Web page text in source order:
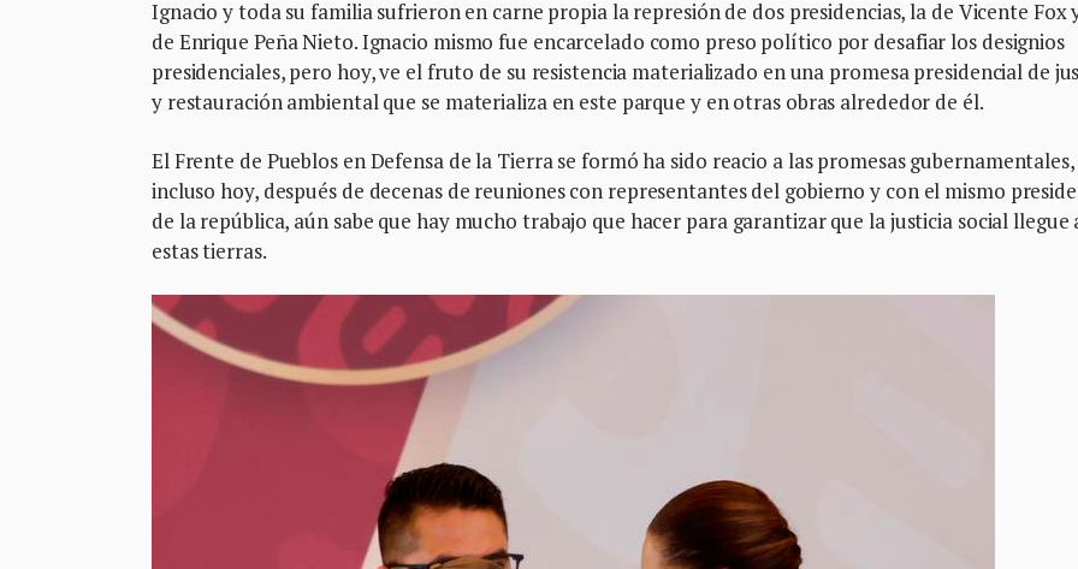
Ignacio y toda su familia sufrieron en carne propia la represión de dos presidencias, la de Vicente Fox
de Enrique Peña Nieto. Ignacio mismo fue encarcelado como preso político por desafiar los designios
presidenciales, pero hoy, ve el fruto de su resistencia materializado en una promesa presidencial de
y restauración ambiental que se materializa en este parque y en otras obras alrededor de él.
El Frente de Pueblos en Defensa de la Tierra se formó ha sido reacio a las promesas gubernamentales,
incluso hoy, después de decenas de reuniones con representantes del gobierno y con el mismo
de la república, aún sabe que hay mucho trabajo que hacer para garantizar que la justicia social llegue
estas tierras.